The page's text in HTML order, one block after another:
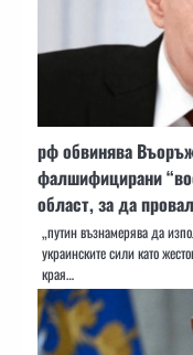
рф обвинява
фалшифицирани
област, за да
„путин възнамерява да
украинските сили като
края…